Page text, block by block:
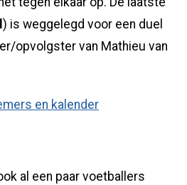
) is weggelegd voor een duel
opvolgster van Mathieu van
al een paar voetballers